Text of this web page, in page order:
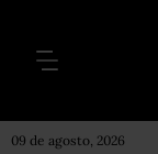
09 de agosto, 2026